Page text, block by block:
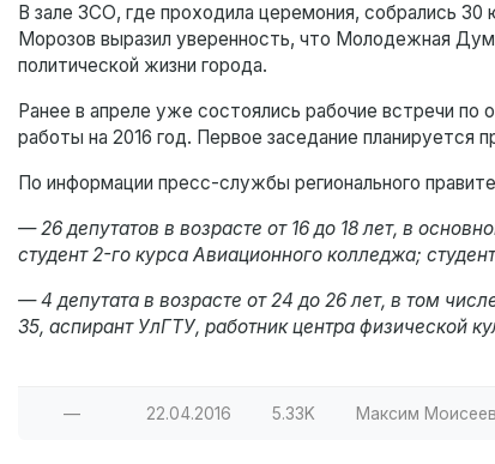
В зале ЗСО, где проходила церемония, собрались
Морозов выразил уверенность, что Молодежная
политической жизни города.
Ранее в апреле уже состоялись рабочие встречи
работы на 2016 год. Первое заседание планируется
По информации пресс-службы регионального
— 26 депутатов в возрасте от 16 до 18 лет, в
студент 2-го курса Авиационного колледжа;
— 4 депутата в возрасте от 24 до 26 лет, в том
35, аспирант УлГТУ, работник центра физической
— 22.04.2016 5.33K Максим Моисеев